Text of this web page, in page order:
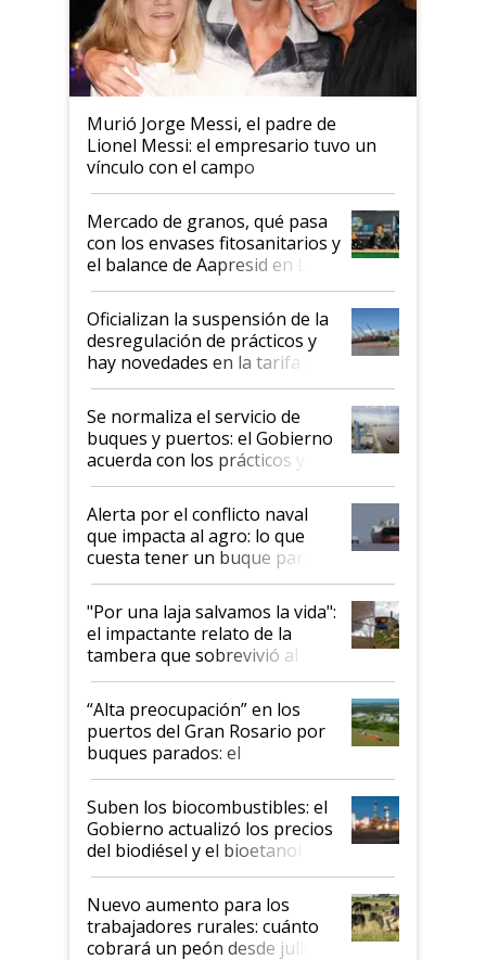
Murió Jorge Messi, el padre de
Lionel Messi: el empresario tuvo un
vínculo con el campo
Mercado de granos, qué pasa
con los envases fitosanitarios y
el balance de Aapresid en La
Posta
Oficializan la suspensión de la
desregulación de prácticos y
hay novedades en la tarifa de
la hidrovía
Se normaliza el servicio de
buques y puertos: el Gobierno
acuerda con los prácticos y
suspende el decreto de
desregulación
Alerta por el conflicto naval
que impacta al agro: lo que
cuesta tener un buque parado
y el peligro de que Argentina
pase a ser "país sucio"
"Por una laja salvamos la vida":
el impactante relato de la
tambera que sobrevivió al
tornado
“Alta preocupación” en los
puertos del Gran Rosario por
buques parados: el
funcionamiento de las
exportadoras en tensión tras
la medida de fuerza de los
prácticos
Suben los biocombustibles: el
Gobierno actualizó los precios
del biodiésel y el bioetanol
Nuevo aumento para los
trabajadores rurales: cuánto
cobrará un peón desde julio